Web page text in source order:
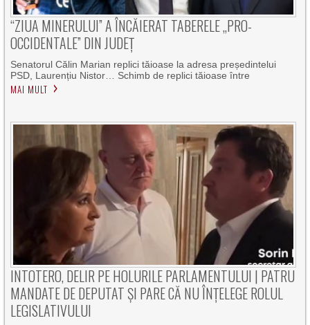
“ZIUA MINERULUI” A ÎNCĂIERAT TABERELE „PRO-
OCCIDENTALE” DIN JUDEȚ
Senatorul Călin Marian replici tăioase la adresa președintelui
PSD, Laurențiu Nistor… Schimb de replici tăioase între
MAI MULT
INTOTERO, DELIR PE HOLURILE PARLAMENTULUI | PATRU
MANDATE DE DEPUTAT ȘI PARE CĂ NU ÎNȚELEGE ROLUL
LEGISLATIVULUI